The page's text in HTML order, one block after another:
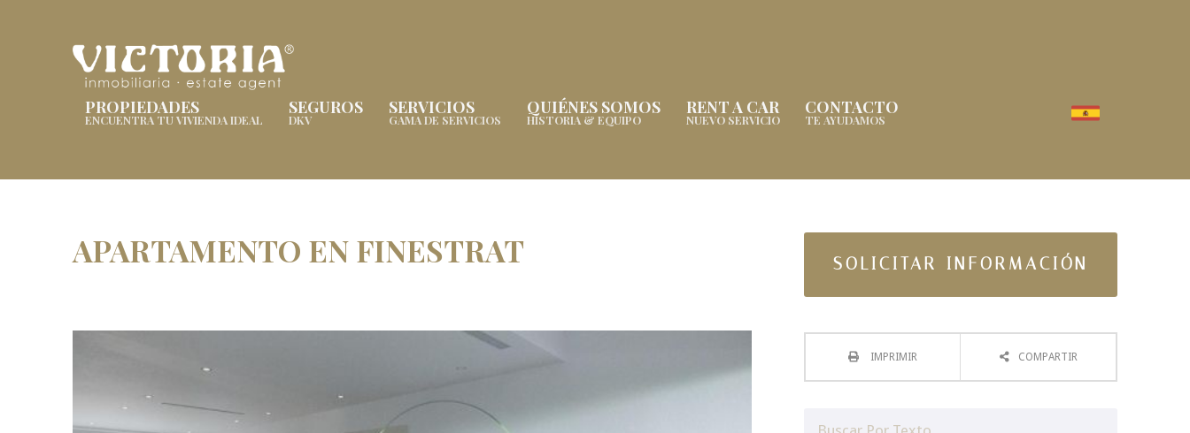
PROPIEDADES
ENCUENTRA TU VIVIENDA IDEAL
SEGUROS
DKV
SERVICIOS
GAMA DE SERVICIOS
QUIÉNES SOMOS
HISTORIA & EQUIPO
RENT A CAR
NUEVO SERVICIO
CONTACTO
TE AYUDAMOS
APARTAMENTO EN FINESTRAT SOLICITAR INFORMACIÓN
IMPRIMIR COMPARTIR